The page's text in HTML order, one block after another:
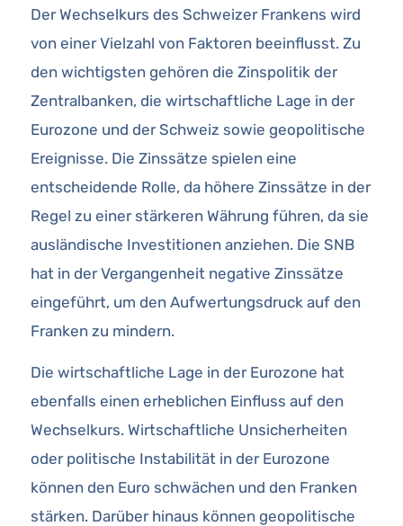
Der Wechselkurs des Schweizer Frankens wird
von einer Vielzahl von Faktoren beeinflusst. Zu
den wichtigsten gehören die Zinspolitik der
Zentralbanken, die wirtschaftliche Lage in der
Eurozone und der Schweiz sowie geopolitische
Ereignisse. Die Zinssätze spielen eine
entscheidende Rolle, da höhere Zinssätze in der
Regel zu einer stärkeren Währung führen, da sie
ausländische Investitionen anziehen. Die SNB
hat in der Vergangenheit negative Zinssätze
eingeführt, um den Aufwertungsdruck auf den
Franken zu mindern.
Die wirtschaftliche Lage in der Eurozone hat
ebenfalls einen erheblichen Einfluss auf den
Wechselkurs. Wirtschaftliche Unsicherheiten
oder politische Instabilität in der Eurozone
können den Euro schwächen und den Franken
stärken. Darüber hinaus können geopolitische